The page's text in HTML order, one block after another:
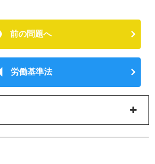
前の問題へ
労働基準法